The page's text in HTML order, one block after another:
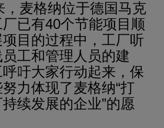
，麦格纳位于德国马克
已有40个节能项目顺
目的过程中，工厂听
工和管理人员的建
吁大家行动起来，保
力体现了麦格纳“打
续发展的企业”的愿